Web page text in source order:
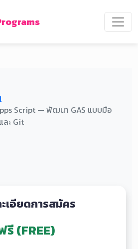
Script — พัฒนา GAS แบบมือ
ละ Git
เอียดการสมัคร
รี (FREE)